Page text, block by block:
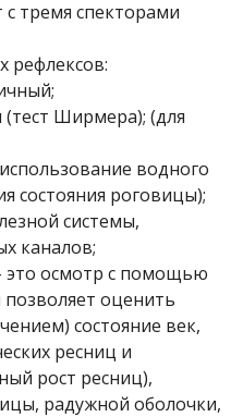
тремя спекторами
рефлексов:
(тест Ширмера); (для
водного
состояния роговицы);
системы,
каналов;
это осмотр с помощью
оценить
состояние век,
ресниц и
рост ресниц),
радужной оболочки,